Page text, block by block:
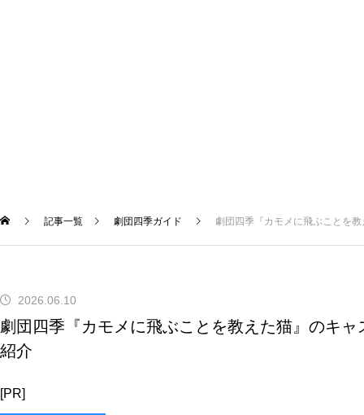
記事一覧 劇団四季ガイド 劇団四季『カモメに飛ぶことを
2026.06.10
劇団四季『カモメに飛ぶことを教えた猫』のキ
紹介
[PR]